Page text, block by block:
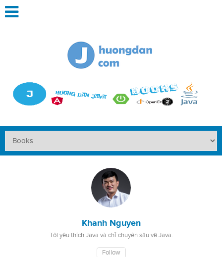
Khanh Nguyen
Tôi yêu thích Java và chỉ chuyên sâu về Java.
Follow